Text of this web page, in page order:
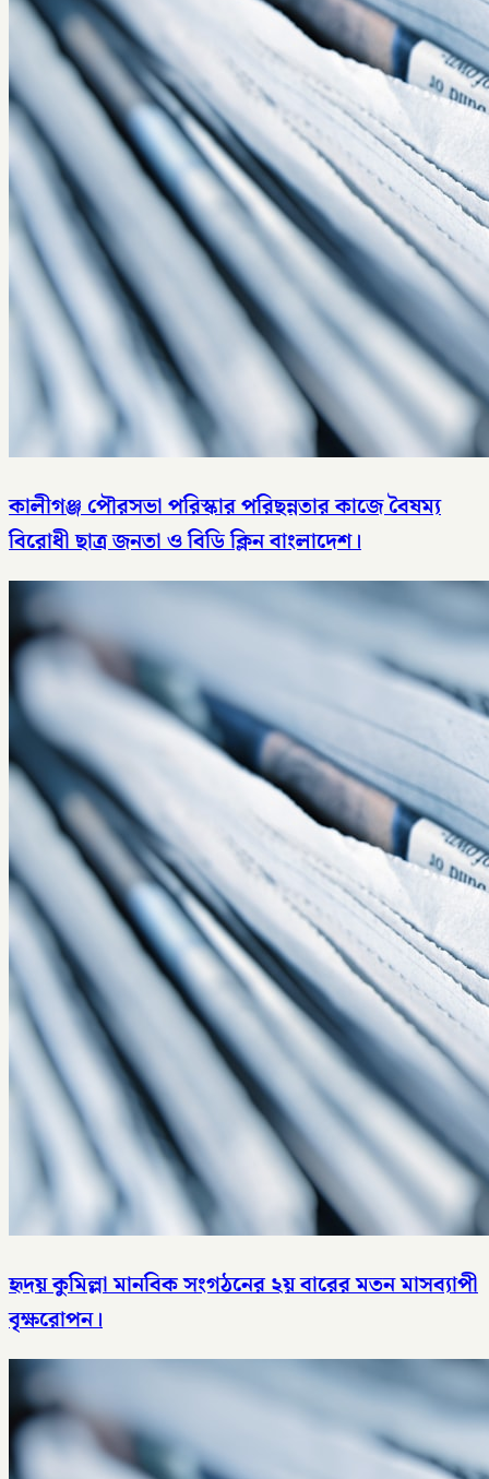
কালীগঞ্জ পৌরসভা পরিস্কার পরিছন্নতার কাজে বৈষম্য
বিরোধী ছাত্র জনতা ও বিডি ক্লিন বাংলাদেশ।
হৃদয় কুমিল্লা মানবিক সংগঠনের ২য় বারের মতন মাসব্যাপী
বৃক্ষরোপন।